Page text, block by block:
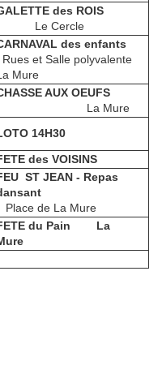
des ROIS
Le Cercle
des enfants
Rues et Salle polyvalente
Mure
AUX OEUFS
La Mure
14H30
des VOISINS
ST JEAN - Repas
Place de La Mure
du Pain
La